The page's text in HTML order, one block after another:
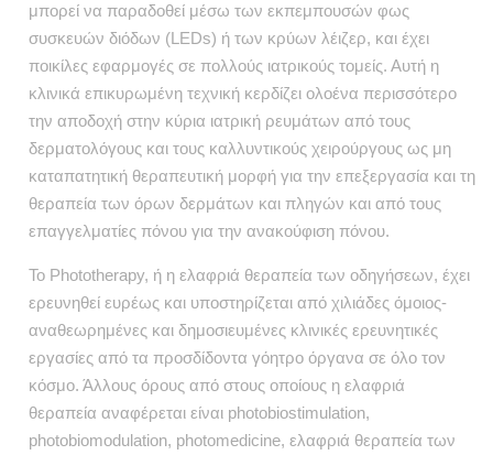
μπορεί να παραδοθεί μέσω των εκπεμπουσών φως
συσκευών διόδων (LEDs) ή των κρύων λέιζερ, και έχει
ποικίλες εφαρμογές σε πολλούς ιατρικούς τομείς. Αυτή η
κλινικά επικυρωμένη τεχνική κερδίζει ολοένα περισσότερο
την αποδοχή στην κύρια ιατρική ρευμάτων από τους
δερματολόγους και τους καλλυντικούς χειρούργους ως μη
καταπατητική θεραπευτική μορφή για την επεξεργασία και τη
θεραπεία των όρων δερμάτων και πληγών και από τους
επαγγελματίες πόνου για την ανακούφιση πόνου.
Το Phototherapy, ή η ελαφριά θεραπεία των οδηγήσεων, έχει
ερευνηθεί ευρέως και υποστηρίζεται από χιλιάδες όμοιος-
αναθεωρημένες και δημοσιευμένες κλινικές ερευνητικές
εργασίες από τα προσδίδοντα γόητρο όργανα σε όλο τον
κόσμο. Άλλους όρους από στους οποίους η ελαφριά
θεραπεία αναφέρεται είναι photobiostimulation,
photobiomodulation, photomedicine, ελαφριά θεραπεία των